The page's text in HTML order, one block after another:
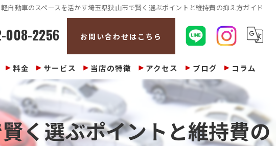
軽自動車のスペースを活かす埼玉県狭山市で賢く選ぶポイントと維持費の抑え方ガイド
008-2256 お問い合わせはこちら
料金 サービス 当店の特徴
整備
アクセス ブログ コラム
く選ぶポイントと維持費の